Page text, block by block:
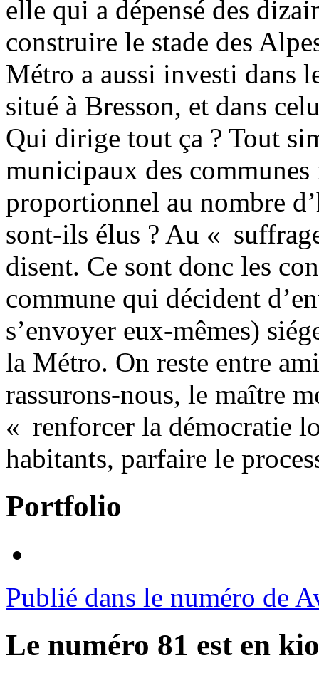
elle qui a dépensé des
construire le stade des
Métro a aussi investi dans
situé à Bresson, et dans
Qui dirige tout ça ? Tout
municipaux des
proportionnel au nombre
sont-ils élus ? Au «
disent. Ce sont donc les
commune qui décident
s’envoyer eux-mêmes)
la Métro. On reste entre
rassurons-nous, le maître
« renforcer la démocratie
habitants, parfaire le
Portfolio
Publié dans le numéro de
Le numéro 81 est en